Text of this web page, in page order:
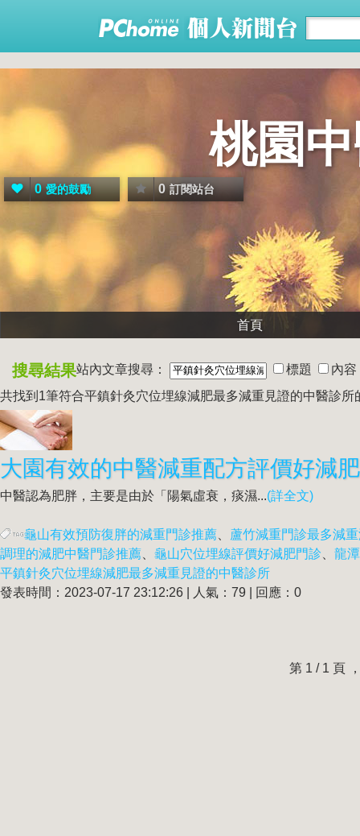
桃園
0 愛的鼓勵 0 訂閱站台
首頁
搜尋結果站內文章搜尋： 標題
內容
共找到1筆符合平鎮針灸穴位埋線減肥最多減重見證的中醫診所
中醫認為肥胖，主要是由於「陽氣虛衰，痰濕...(詳全文)
龜山有效預防復胖的減重門診推薦
蘆竹減重門診最多減
調理的減肥中醫門診推薦
龜山穴位埋線評價好減肥門診
龍
平鎮針灸穴位埋線減肥最多減重見證的中醫診所
發表時間：2023-07-17 23:12:26 | 人氣：79 | 回應：0
第 1 / 1